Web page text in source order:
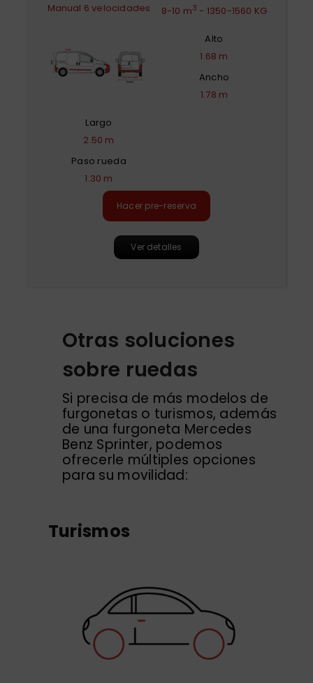
Manual 6 velocidades
8-10 m3 - 1350-1560 KG
Alto
1.68 m
Ancho
1.78 m
Largo
2.50 m
Paso rueda
1.30 m
Hacer pre-reserva
Ver detalles
Otras soluciones
sobre ruedas
Si precisa de más modelos de
furgonetas o turismos, además
de una furgoneta Mercedes
Benz Sprinter, podemos
ofrecerle múltiples opciones
para su movilidad:
Turismos